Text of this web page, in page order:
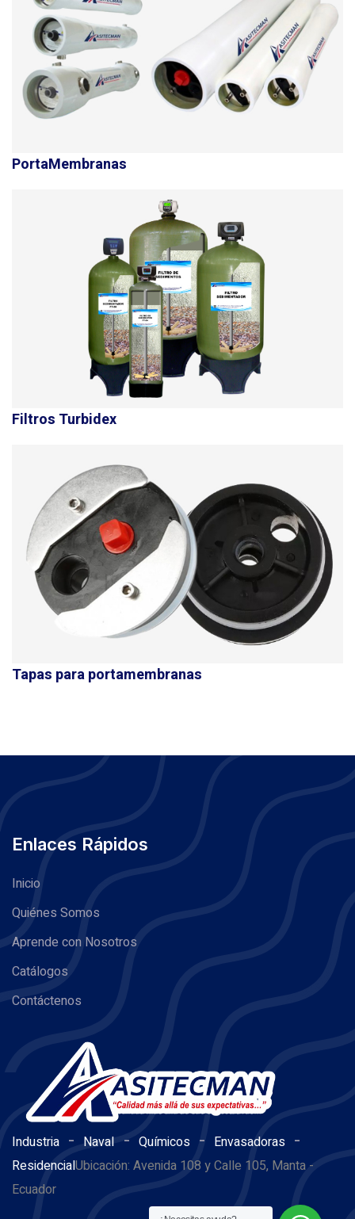
PortaMembranas
Filtros Turbidex
Tapas para portamembranas
Enlaces Rápidos
Inicio
Quiénes Somos
Aprende con Nosotros
Catálogos
Contáctenos
Industria - Naval - Químicos - Envasadoras -
ResidencialUbicación: Avenida 108 y Calle 105, Manta -
Ecuador